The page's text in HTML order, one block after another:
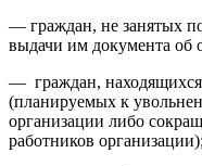
— граждан, не занятых
выдачи им документа об
— граждан,
(планируемых к
организации либо
работников организации);